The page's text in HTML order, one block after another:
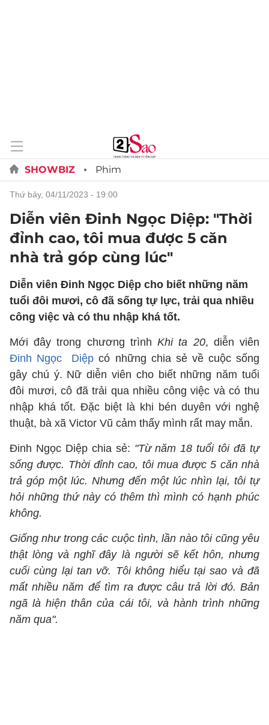
SHOWBIZ Phim
thứ bảy, 04/11/2023 - 19:00
Diễn viên Đinh Ngọc Diệp: "Thời
đỉnh cao, tôi mua được 5 căn
nhà trả góp cùng lúc"
Diễn viên Đinh Ngọc Diệp cho biết những năm
tuổi đôi mươi, cô đã sống tự lực, trải qua nhiều
công việc và có thu nhập khá tốt.
Mới đây trong chương trìnhKhi ta 20, diễn viên
Đinh Ngọc Diệp có những chia sẻ về cuộc sống
gây chú ý. Nữ diễn viên cho biết những năm tuổi
đôi mươi, cô đã trải qua nhiều công việc và có thu
nhập khá tốt. Đặc biệt là khi bén duyên với nghệ
thuật, bà xã Victor Vũ cảm thấy mình rất may mắn.
Đinh Ngọc Diệp chia sẻ: "Từ năm 18 tuổi tôi đã tự
sống được. Thời đỉnh cao, tôi mua được 5 căn nhà
trả góp một lúc. Nhưng đến một lúc nhìn lại, tôi tự
hỏi những thứ này có thêm thì mình có hạnh phúc
không.
Giống như trong các cuộc tình, lần nào tôi cũng yêu
thật lòng và nghĩ đây là người sẽ kết hôn, nhưng
cuối cùng lại tan vỡ. Tôi không hiểu tại sao và đã
mất nhiều năm để tìm ra được câu trả lời đó. Bản
ngã là hiện thân của cái tôi, và hành trình những
năm qua".